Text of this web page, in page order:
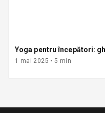
Yoga pentru începători:
1 mai 2025 •5 min